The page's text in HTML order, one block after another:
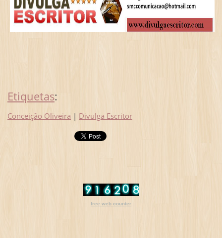
Etiquetas:
Conceição Oliveira | Divulga Escritor
free web counter